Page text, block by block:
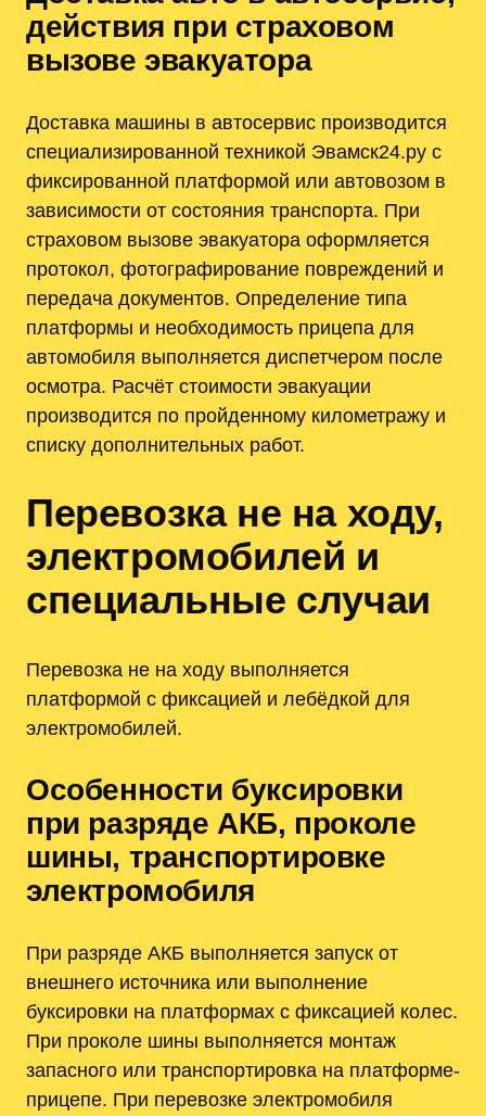
действия при страховом
вызове эвакуатора
Доставка машины в автосервис производится
специализированной техникой Эвамск24.ру с
фиксированной платформой или автовозом в
зависимости от состояния транспорта. При
страховом вызове эвакуатора оформляется
протокол, фотографирование повреждений и
передача документов. Определение типа
платформы и необходимость прицепа для
автомобиля выполняется диспетчером после
осмотра. Расчёт стоимости эвакуации
производится по пройденному километражу и
списку дополнительных работ.
Перевозка не на ходу,
электромобилей и
специальные случаи
Перевозка не на ходу выполняется
платформой с фиксацией и лебёдкой для
электромобилей.
Особенности буксировки
при разряде АКБ, проколе
шины, транспортировке
электромобиля
При разряде АКБ выполняется запуск от
внешнего источника или выполнение
буксировки на платформах с фиксацией колес.
При проколе шины выполняется монтаж
запасного или транспортировка на платформе-
прицепе. При перевозке электромобиля